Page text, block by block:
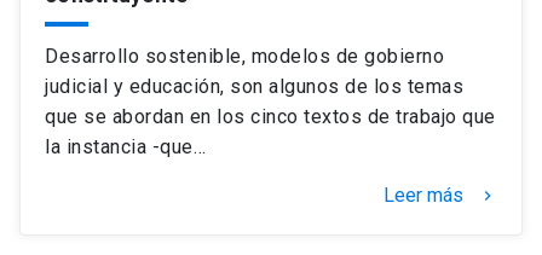
Desarrollo sostenible, modelos de gobierno
judicial y educación, son algunos de los temas
que se abordan en los cinco textos de trabajo que
la instancia -que…
Leer más keyboard_arrow_right